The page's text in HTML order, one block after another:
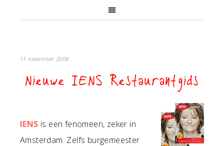
11 november 2008
Nieuwe IENS Restaurantgids
IENS is een fenomeen, zeker in
Amsterdam. Zelfs burgemeester